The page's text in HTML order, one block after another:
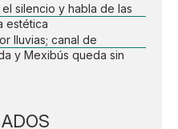
silencio y habla de las
estética
lluvias; canal de
y Mexibús queda sin